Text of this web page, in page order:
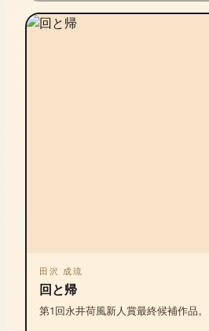
田沢 成琉
回と帰
第1回永井荷風新人賞最終候補作品。